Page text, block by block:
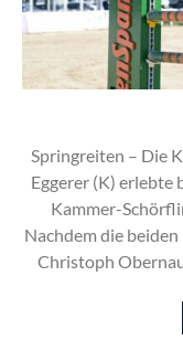
Springreiten – Die
Eggerer (K) erlebte
Kammer-
Nachdem die
Christoph